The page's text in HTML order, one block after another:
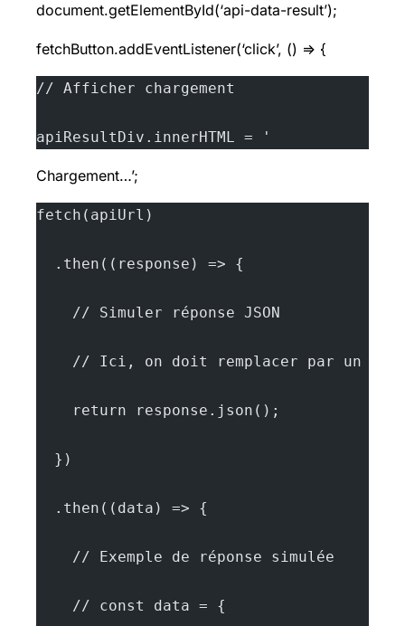
document.getElementById(‘api-data-result’);
fetchButton.addEventListener(‘click’, () => {
// Afficher chargement
apiResultDiv.innerHTML = '
Chargement…’;
fetch(apiUrl)
  .then((response) => {
    // Simuler réponse JSON
// Ici, on doit remplacer par un
    return response.json();
  })
  .then((data) => {
    // Exemple de réponse simulée
    // const data = {